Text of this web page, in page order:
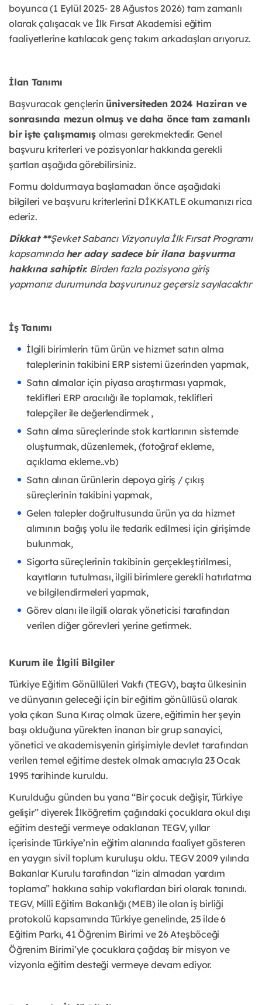
boyunca (1 Eylül 2025- 28 Ağustos 2026) tam zamanlı
olarak çalışacak ve İlk Fırsat Akademisi eğitim
faaliyetlerine katılacak genç takım arkadaşları arıyoruz.
İlan Tanımı
Başvuracak gençlerin üniversiteden 2024 Haziran ve
sonrasında mezun olmuş ve daha önce tam zamanlı
bir işte çalışmamış olması gerekmektedir. Genel
başvuru kriterleri ve pozisyonlar hakkında gerekli
şartları aşağıda görebilirsiniz.
Formu doldurmaya başlamadan önce aşağıdaki
bilgileri ve başvuru kriterlerini DİKKATLE okumanızı rica
ederiz.
Dikkat **Şevket Sabancı Vizyonuyla İlk Fırsat Programı
kapsamında her aday sadece bir ilana başvurma
hakkına sahiptir. Birden fazla pozisyona giriş
yapmanız durumunda başvurunuz geçersiz sayılacaktır
İş Tanımı
İlgili birimlerin tüm ürün ve hizmet satın alma
taleplerinin takibini ERP sistemi üzerinden yapmak,
Satın almalar için piyasa araştırması yapmak,
teklifleri ERP aracılığı ile toplamak, teklifleri
talepçiler ile değerlendirmek ,
Satın alma süreçlerinde stok kartlarının sistemde
oluşturmak, düzenlemek, (fotoğraf ekleme,
açıklama ekleme..vb)
Satın alınan ürünlerin depoya giriş / çıkış
süreçlerinin takibini yapmak,
Gelen talepler doğrultusunda ürün ya da hizmet
alımının bağış yolu ile tedarik edilmesi için girişimde
bulunmak,
Sigorta süreçlerinin takibinin gerçekleştirilmesi,
kayıtların tutulması, ilgili birimlere gerekli hatırlatma
ve bilgilendirmeleri yapmak,
Görev alanı ile ilgili olarak yöneticisi tarafından
verilen diğer görevleri yerine getirmek.
Kurum ile İlgili Bilgiler
Türkiye Eğitim Gönüllüleri Vakfı (TEGV), başta ülkesinin
ve dünyanın geleceği için bir eğitim gönüllüsü olarak
yola çıkan Suna Kıraç olmak üzere, eğitimin her şeyin
başı olduğuna yürekten inanan bir grup sanayici,
yönetici ve akademisyenin girişimiyle devlet tarafından
verilen temel eğitime destek olmak amacıyla 23 Ocak
1995 tarihinde kuruldu.
Kurulduğu günden bu yana “Bir çocuk değişir, Türkiye
gelişir” diyerek İlköğretim çağındaki çocuklara okul dışı
eğitim desteği vermeye odaklanan TEGV, yıllar
içerisinde Türkiye’nin eğitim alanında faaliyet gösteren
en yaygın sivil toplum kuruluşu oldu. TEGV 2009 yılında
Bakanlar Kurulu tarafından “izin almadan yardım
toplama” hakkına sahip vakıflardan biri olarak tanındı.
TEGV, Millî Eğitim Bakanlığı (MEB) ile olan iş birliği
protokolü kapsamında Türkiye genelinde, 25 ilde 6
Eğitim Parkı, 41 Öğrenim Birimi ve 26 Ateşböceği
Öğrenim Birimi’yle çocuklara çağdaş bir misyon ve
vizyonla eğitim desteği vermeye devam ediyor.